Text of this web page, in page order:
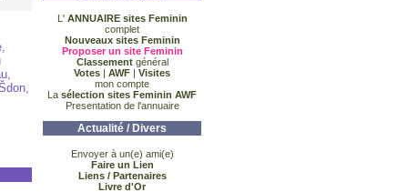
L' ANNUAIRE sites Feminin
complet
Nouveaux sites Feminin
Proposer un site Feminin
Classementgénéral
Votes | AWF | Visites
mon compte
La sélection sites Feminin AWF
Presentation de l'annuaire
Actualité / Divers
Envoyer à un(e) ami(e)
Faire un Lien
Liens / Partenaires
Livre d'Or